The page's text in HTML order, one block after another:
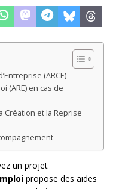
(ARCE)
(ARE) en cas de
Création et la Reprise
un projet
propose des aides